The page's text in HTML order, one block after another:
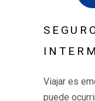
Viajar es
puede